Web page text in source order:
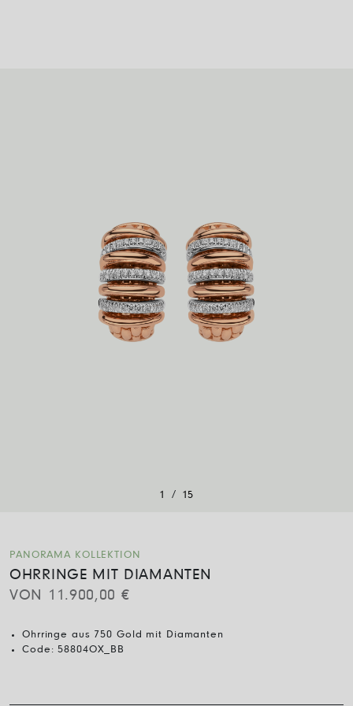
1 / 15
PANORAMA KOLLEKTION
OHRRINGE MIT DIAMANTEN
VON
11.900,00 €
Ohrringe aus 750 Gold mit Diamanten
Code:58804OX_BB